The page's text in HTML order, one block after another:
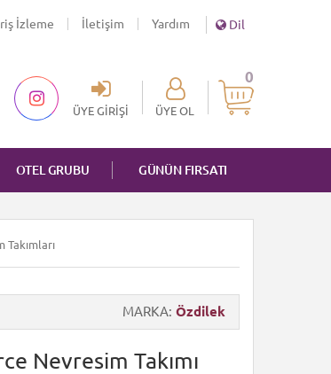
İzleme İletişim Yardım Dil
0
ÜYE GIRIŞI ÜYE OL
OTEL GRUBU GÜNÜN FIRSATI
MARKA Özdilek
Nevresim Takımı